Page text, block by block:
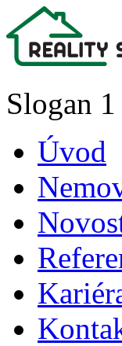
Slogan 1
Úvod